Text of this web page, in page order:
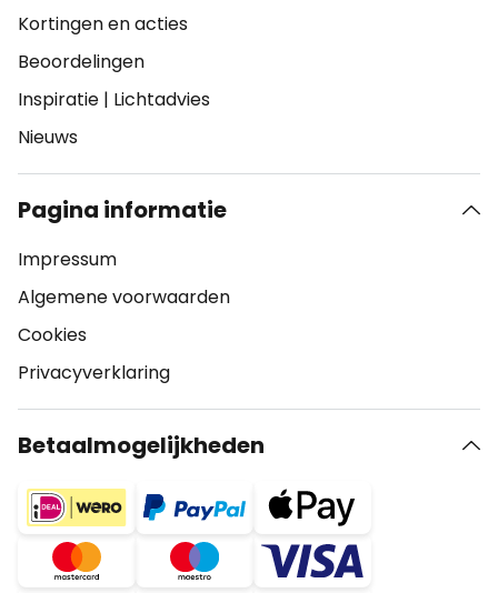
Kortingen en acties
Beoordelingen
Inspiratie | Lichtadvies
Nieuws
Pagina informatie
Impressum
Algemene voorwaarden
Cookies
Privacyverklaring
Betaalmogelijkheden